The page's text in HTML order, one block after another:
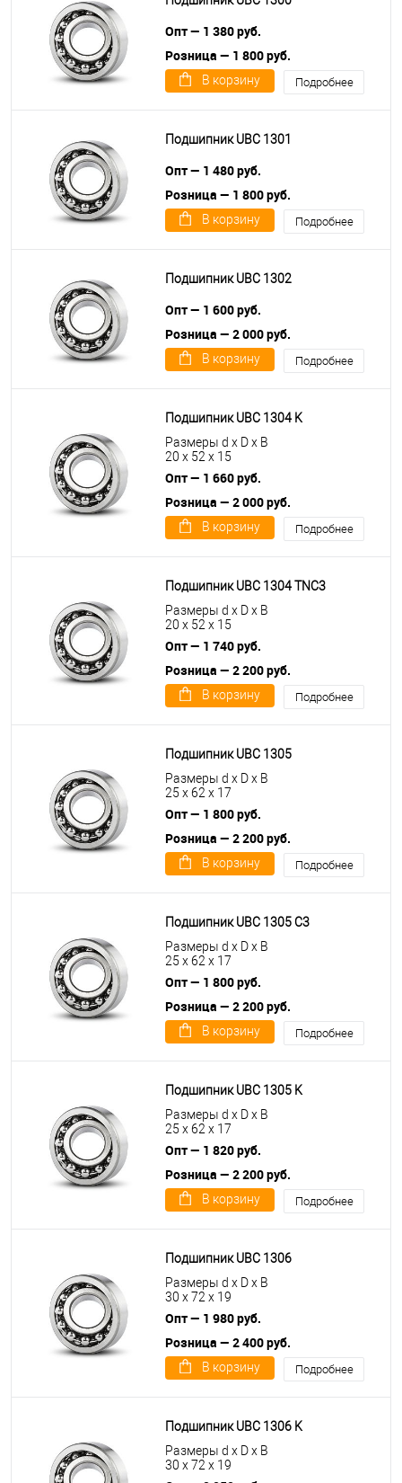
Опт — 1 380 руб.
Розница — 1 800 руб.
В корзину Подробнее
Подшипник UBC 1301
Опт — 1 480 руб.
Розница — 1 800 руб.
В корзину Подробнее
Подшипник UBC 1302
Опт — 1 600 руб.
Розница — 2 000 руб.
В корзину Подробнее
Подшипник UBC 1304 K
Размеры d x D x B
20 x 52 x 15
Опт — 1 660 руб.
Розница — 2 000 руб.
В корзину Подробнее
Подшипник UBC 1304 TNC3
Размеры d x D x B
20 x 52 x 15
Опт — 1 740 руб.
Розница — 2 200 руб.
В корзину Подробнее
Подшипник UBC 1305
Размеры d x D x B
25 x 62 x 17
Опт — 1 800 руб.
Розница — 2 200 руб.
В корзину Подробнее
Подшипник UBC 1305 C3
Размеры d x D x B
25 x 62 x 17
Опт — 1 800 руб.
Розница — 2 200 руб.
В корзину Подробнее
Подшипник UBC 1305 K
Размеры d x D x B
25 x 62 x 17
Опт — 1 820 руб.
Розница — 2 200 руб.
В корзину Подробнее
Подшипник UBC 1306
Размеры d x D x B
30 x 72 x 19
Опт — 1 980 руб.
Розница — 2 400 руб.
В корзину Подробнее
Подшипник UBC 1306 K
Размеры d x D x B
30 x 72 x 19